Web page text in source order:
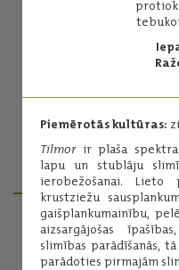
Piemērotās kultūras:
Tilmorir plaša spektra
lapu un stublāju
ierobežošanai.
krustziežu
gaišplankumainību,
aizsargājošas
slimības parādīšanās,
parādoties pirmajām
Plaša spektra